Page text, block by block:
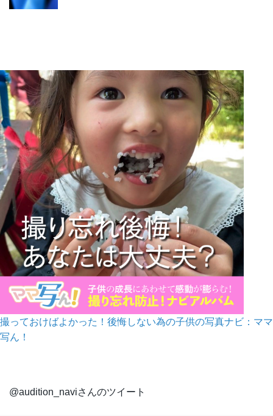
撮っておけばよかった！後悔しない為の子供の写真ナビ：ママ
写ん！
@audition_naviさんのツイート